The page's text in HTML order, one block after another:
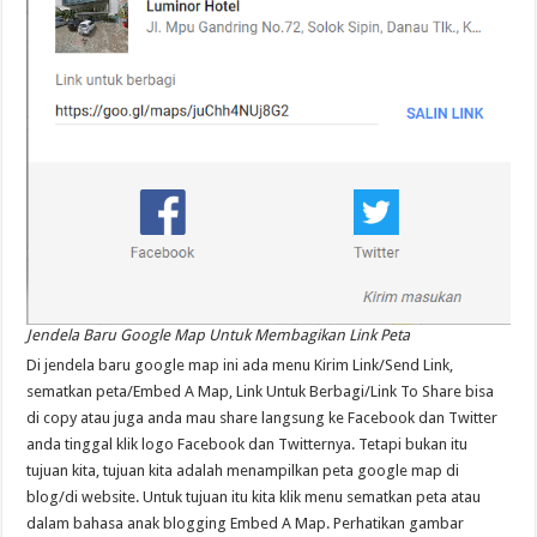
Jendela Baru Google Map Untuk Membagikan Link Peta
Di jendela baru google map ini ada menu Kirim Link/Send Link,
sematkan peta/Embed A Map, Link Untuk Berbagi/Link To Share bisa
di copy atau juga anda mau share langsung ke Facebook dan Twitter
anda tinggal klik logo Facebook dan Twitternya. Tetapi bukan itu
tujuan kita, tujuan kita adalah menampilkan peta google map di
blog/di website. Untuk tujuan itu kita klik menu sematkan peta atau
dalam bahasa anak blogging Embed A Map. Perhatikan gambar